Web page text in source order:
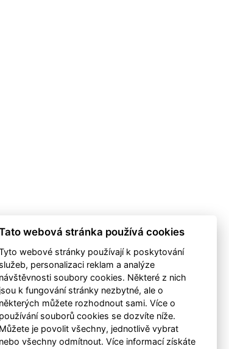
webová stránka používá cookies
webové stránky používají k poskytování
služeb, personalizaci reklam a analýze
návštěvnosti soubory cookies. Některé z nich
jsou k fungování stránky nezbytné, ale o
některých můžete rozhodnout sami. Více o
používání souborů cookies se dozvíte níže.
Můžete je povolit všechny, jednotlivě vybrat
nebo všechny odmítnout. Více informací získáte